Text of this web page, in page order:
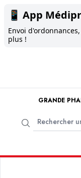
📱 App
Envoi
plus !
GRANDE